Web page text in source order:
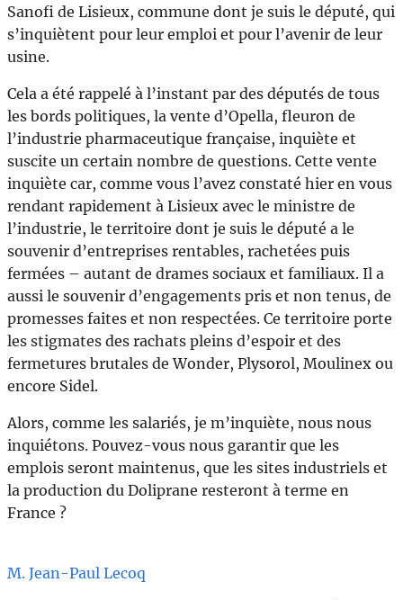
Sanofi de Lisieux, commune dont je suis le député, qui
s’inquiètent pour leur emploi et pour l’avenir de leur
usine.
Cela a été rappelé à l’instant par des députés de tous
les bords politiques, la vente d’Opella, fleuron de
l’industrie pharmaceutique française, inquiète et
suscite un certain nombre de questions. Cette vente
inquiète car, comme vous l’avez constaté hier en vous
rendant rapidement à Lisieux avec le ministre de
l’industrie, le territoire dont je suis le député a le
souvenir d’entreprises rentables, rachetées puis
fermées – autant de drames sociaux et familiaux. Il a
aussi le souvenir d’engagements pris et non tenus, de
promesses faites et non respectées. Ce territoire porte
les stigmates des rachats pleins d’espoir et des
fermetures brutales de Wonder, Plysorol, Moulinex ou
encore Sidel.
Alors, comme les salariés, je m’inquiète, nous nous
inquiétons. Pouvez-vous nous garantir que les
emplois seront maintenus, que les sites industriels et
la production du Doliprane resteront à terme en
France ?
M. Jean-Paul Lecoq